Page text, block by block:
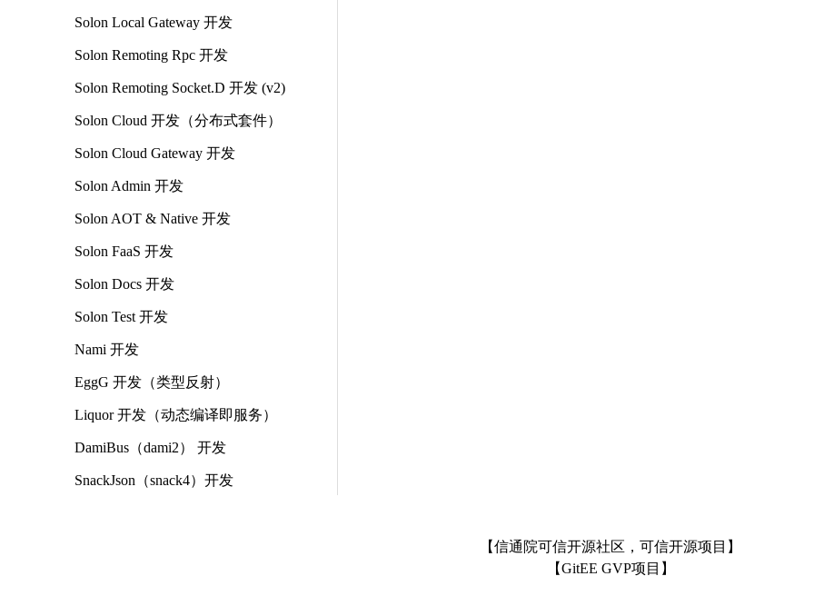
Solon Local Gateway 开发
Solon Remoting Rpc 开发
Solon Remoting Socket.D 开发 (v2)
Solon Cloud 开发（分布式套件）
Solon Cloud Gateway 开发
Solon Admin 开发
Solon AOT & Native 开发
Solon FaaS 开发
Solon Docs 开发
Solon Test 开发
Nami 开发
EggG 开发（类型反射）
Liquor 开发（动态编译即服务）
DamiBus（dami2） 开发
SnackJson（snack4）开发
【信通院可信开源社区，可信开源项目】
【GitEE GVP项目】